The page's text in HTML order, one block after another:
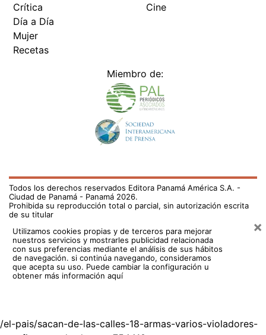
Crítica
Día a Día
Mujer
Recetas
Cine
Miembro de:
Todos los derechos reservados Editora Panamá América S.A. -
Ciudad de Panamá - Panamá 2026.
Prohibida su reproducción total o parcial, sin autorización escrita
de su titular
Utilizamos cookies propias y de terceros para mejorar
nuestros servicios y mostrarles publicidad relacionada
con sus preferencias mediante el análisis de sus hábitos
de navegación. si continúa navegando, consideramos
que acepta su uso. Puede cambiar la configuración u
obtener más información aquí
×
/el-pais/sacan-de-las-calles-18-armas-varios-violadores-